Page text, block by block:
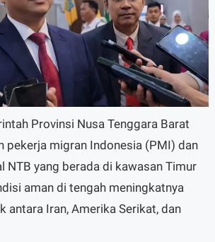
Provinsi Nusa Tenggara Barat
pekerja migran Indonesia (PMI) dan
NTB yang berada di kawasan Timur
aman di tengah meningkatnya
antara Iran, Amerika Serikat, dan